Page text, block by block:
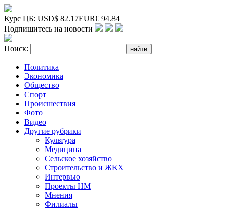
Курс ЦБ: USD$ 82.17EUR€ 94.84
Подпишитесь на новости
Поиск:
Политика
Экономика
Общество
Спорт
Происшествия
Фото
Видео
Другие рубрики
Культура
Медицина
Сельское хозяйство
Строительство и ЖКХ
Интервью
Проекты НМ
Мнения
Филиалы